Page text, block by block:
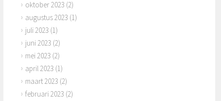
oktober 2023 (2)
augustus 2023 (1)
juli 2023 (1)
juni 2023 (2)
mei 2023 (2)
april 2023 (1)
maart 2023 (2)
februari 2023 (2)